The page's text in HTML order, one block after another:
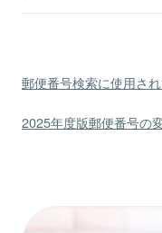
郵便番号検索に使用さ
2025年度版郵便番号の